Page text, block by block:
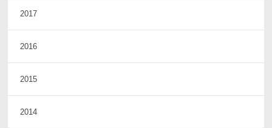
2017
2016
2015
2014